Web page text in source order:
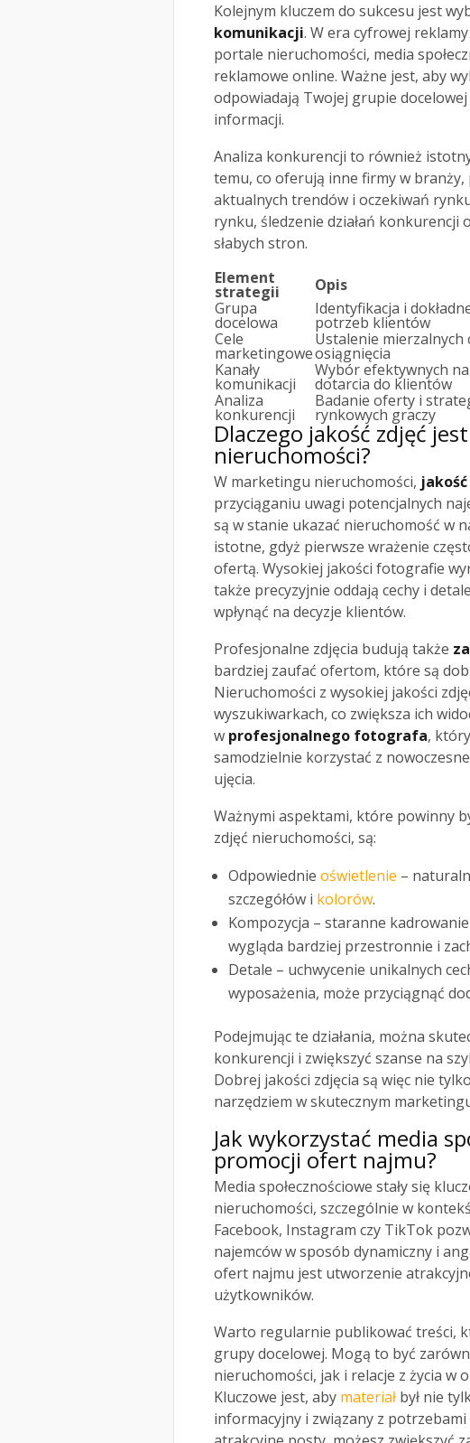
Kolejnym kluczem do sukcesu jest
komunikacji. W era cyfrowej
portale nieruchomości, media
reklamowe online. Ważne jest, aby
odpowiadają Twojej grupie
informacji.
Analiza konkurencji to również
temu, co oferują inne firmy w branży,
aktualnych trendów i oczekiwań
rynku, śledzenie działań konkurencji
słabych stron.
Element
strategii Opis
Grupa
docelowa
Identyfikacja i
potrzeb klientów
Cele
marketingowe
Ustalenie mierzalnych
osiągnięcia
Kanały
komunikacji
Wybór efektywnych
dotarcia do klientów
Analiza
konkurencji
Badanie oferty i
rynkowych graczy
Dlaczego jakość zdjęć
nieruchomości?
W marketingu nieruchomości,
przyciąganiu uwagi potencjalnych
są w stanie ukazać nieruchomość w
istotne, gdyż pierwsze wrażenie
ofertą. Wysokiej jakości fotografie
także precyzyjnie oddają cechy i
wpłynąć na decyzje klientów.
Profesjonalne zdjęcia budują także
bardziej zaufać ofertom, które są
Nieruchomości z wysokiej jakości
wyszukiwarkach, co zwiększa ich
w profesjonalnego fotografa,
samodzielnie korzystać z
ujęcia.
Ważnymi aspektami, które powinny
zdjęć nieruchomości, są:
Odpowiednie oświetlenie –
szczegółów i kolorów.
Kompozycja – staranne
wygląda bardziej przestronnie i
Detale – uchwycenie unikalnych
wyposażenia, może przyciągnąć
Podejmując te działania, można
konkurencji i zwiększyć szanse na
Dobrej jakości zdjęcia są więc nie
narzędziem w skutecznym
Jak wykorzystać media
promocji ofert najmu?
Media społecznościowe stały się
nieruchomości, szczególnie w
Facebook, Instagram czy TikTok
najemców w sposób dynamiczny i
ofert najmu jest utworzenie
użytkowników.
Warto regularnie publikować treści,
grupy docelowej. Mogą to być
nieruchomości, jak i relacje z życia w
Kluczowe jest, aby materiał był nie
informacyjny i związany z